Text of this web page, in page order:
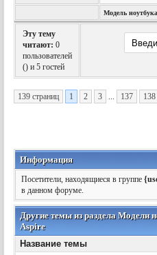
Модель
Эту тему
читают: 0
пользователей
() и 5 гостей
139 страниц 1 2 3 ... 137 138
Информация
Посетители, находящиеся в группе
в данном форуме.
Другие темы из раздела Модели
Aspire
Название темы